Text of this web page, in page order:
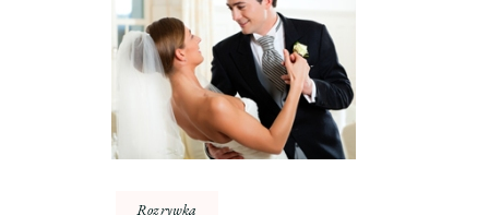
Rozrywka